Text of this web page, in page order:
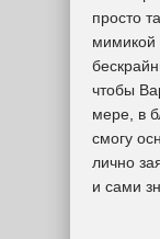
просто
чтобы
мере, в
смогу
лично
и сами